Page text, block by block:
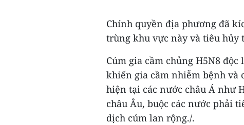
Chính quyền địa phương đã
trùng khu vực này và tiêu hủy
Cúm gia cầm chủng H5N8
khiến gia cầm nhiễm bệnh và
hiện tại các nước châu Á như
châu Âu, buộc các nước phải
dịch cúm lan rộng./.